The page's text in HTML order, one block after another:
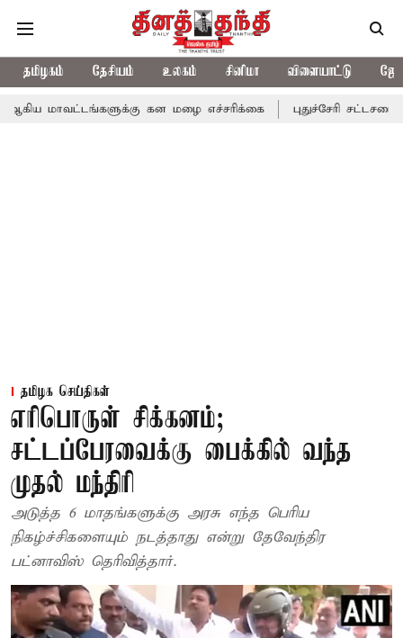
தமிழகம் தேசியம் உலகம் சினிமா விளையாட்டு
கன மழை எச்சரிக்கை புதுச்சேரி சட்டசபையில்
தமிழக செய்திகள்
எரிபொருள் சிக்கனம்;
சட்டப்பேரவைக்கு பைக்கில் வந்த
முதல் மந்திரி
அடுத்த 6 மாதங்களுக்கு அரசு எந்த பெரிய
நிகழ்ச்சிகளையும் நடத்தாது என்று தேவேந்திர
பட்னாவிஸ் தெரிவித்தார்.